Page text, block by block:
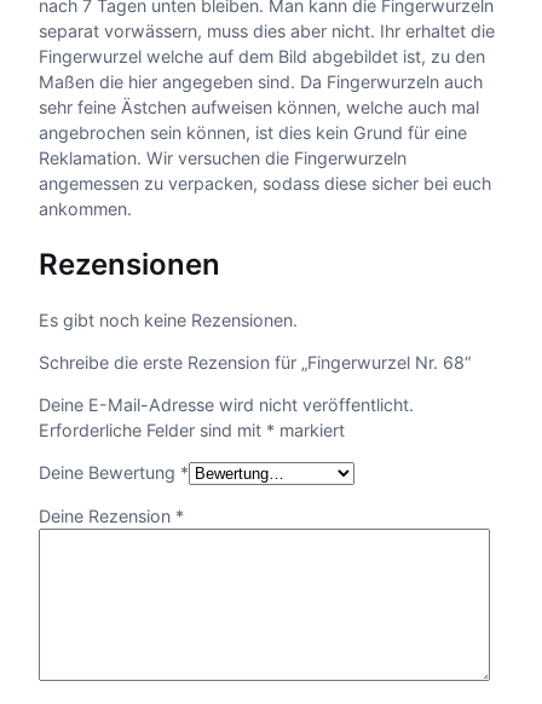
nach 7 Tagen unten bleiben. Man kann die Fingerwurzeln
separat vorwässern, muss dies aber nicht. Ihr erhaltet die
Fingerwurzel welche auf dem Bild abgebildet ist, zu den
Maßen die hier angegeben sind. Da Fingerwurzeln auch
sehr feine Ästchen aufweisen können, welche auch mal
angebrochen sein können, ist dies kein Grund für eine
Reklamation. Wir versuchen die Fingerwurzeln
angemessen zu verpacken, sodass diese sicher bei euch
ankommen.
Rezensionen
Es gibt noch keine Rezensionen.
Schreibe die erste Rezension für „Fingerwurzel Nr. 68“
Deine E-Mail-Adresse wird nicht veröffentlicht.
Erforderliche Felder sind mit * markiert
Deine Bewertung *
Deine Rezension *